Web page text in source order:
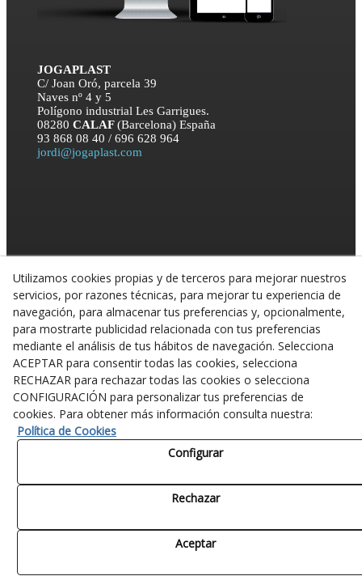
JOGAPLAST
C/ Joan Oró, parcela 39
Naves nº 4 y 5
Polígono industrial Les Garrigues.
08280 CALAF(Barcelona)España
93 868 08 40 / 696 628 964
jordi@jogaplast.com
© 08/2026 JOGAPLAST SL. - Todos los derechos reservados.
Utilizamos cookies propias y de terceros para mejorar nuestros
servicios, por razones técnicas, para mejorar tu experiencia de
navegación, para almacenar tus preferencias y, opcionalmente,
para mostrarte publicidad relacionada con tus preferencias
mediante el análisis de tus hábitos de navegación. Selecciona
ACEPTAR para consentir todas las cookies, selecciona
RECHAZAR para rechazar todas las cookies o selecciona
CONFIGURACIÓN para personalizar tus preferencias de
cookies. Para obtener más información consulta nuestra:
Política de Cookies
Configurar
Rechazar
Aceptar